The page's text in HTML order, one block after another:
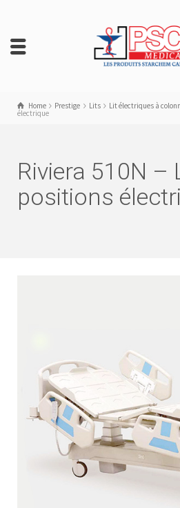
Home Prestige Lits Lit électriques à
électrique
Riviera 510N –
positions